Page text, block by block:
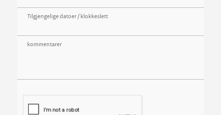
Tilgjengelige datoer / klokkeslett
kommentarer